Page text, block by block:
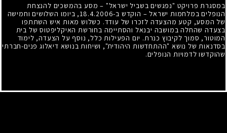
במסגרת פרויקט "נפגשים בשביל ישראל" – מסע בהמשכים להנצחת
הנופלים במלחמות ישראל – הוקדש ב-18.4.2006, ביומו השלושים וחמישה
של המסע, קטע מהצעדה לזכרו של עודד. כשלוש מאות איש השתתפו
בצעדה שהחלה במושבה יבנאל והסתיימה בחורשת האיקליפטוס של בית
המוטור, סמוך לקיבוץ כנרת. יום הפעילות כלל, נוסף על הצעדה, לימוד
בסדנאות של נושא "ההתחדשות היהודית", ושיחות בנושא דיאלוג פנים-חברתי
שהוקדשו לדמויות הנופלים.